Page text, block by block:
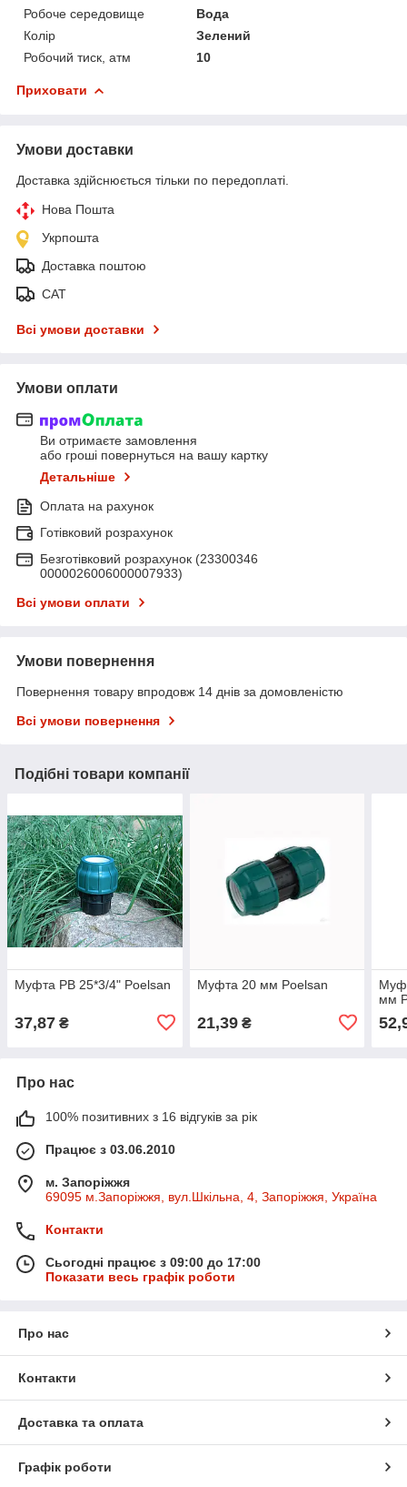
Робоче середовище
Вода
Колір
Зелений
Робочий тиск, атм
10
Приховати
Умови доставки
Доставка здійснюється тільки по передоплаті.
Нова Пошта
Укрпошта
Доставка поштою
САТ
Всі умови доставки
Умови оплати
Ви отримаєте замовлення
або гроші повернуться на вашу картку
Детальніше
Оплата на рахунок
Готівковий розрахунок
Безготівковий розрахунок (23300346
0000026006000007933)
Всі умови оплати
Умови повернення
Повернення товару впродовж 14 днів за домовленістю
Всі умови повернення
Подібні товари компанії
Муфта РВ 25*3/4" Poelsan
37,87 ₴
Муфта 20 мм Poelsan
21,39₴
мм
Про нас
100% позитивних з 16 відгуків за рік
Працює з 03.06.2010
м. Запоріжжя
69095 м.Запоріжжя, вул.Шкільна, 4, Запоріжжя, Україна
Контакти
Сьогодні працює з 09:00 до 17:00
Показати весь графік роботи
Про нас
Контакти
Доставка та оплата
Графік роботи